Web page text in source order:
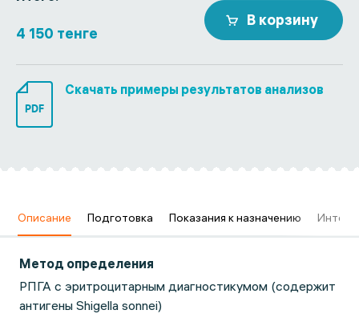
4 150 тенге
В корзину
PDF
Скачать примеры результатов анализов
Описание Подготовка Показания к назначению
Метод определения
РПГА с эритроцитарным диагностикумом (содержит
антигены Shigella sonnei)